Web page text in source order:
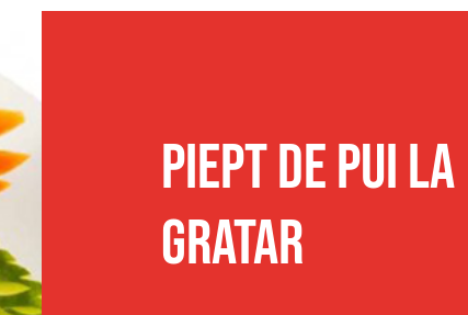
Piept de pui la
gratar